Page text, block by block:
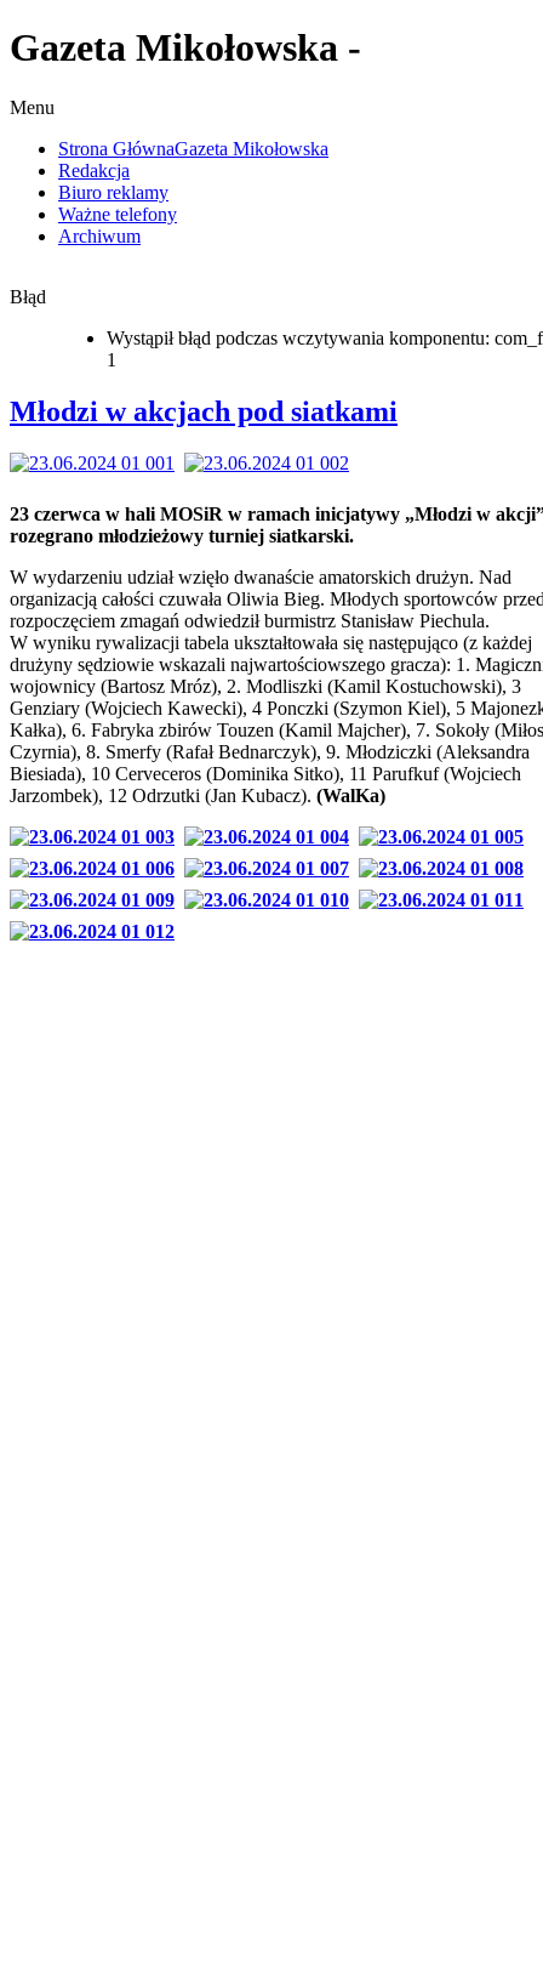
Gazeta Mikołowska -
Menu
Strona GłównaGazeta Mikołowska
Redakcja
Biuro reklamy
Ważne telefony
Archiwum
Błąd
Wystąpił błąd podczas wczytywania komponentu:
1
Młodzi w akcjach pod siatkami
23 czerwca w hali MOSiR w ramach inicjatywy „Młodzi w
rozegrano młodzieżowy turniej siatkarski.
W wydarzeniu udział wzięło dwanaście amatorskich drużyn. Nad
organizacją całości czuwała Oliwia Bieg. Młodych sportowców
rozpoczęciem zmagań odwiedził burmistrz Stanisław Piechula.
W wyniku rywalizacji tabela ukształtowała się następująco (z każdej
drużyny sędziowie wskazali najwartościowszego gracza): 1.
wojownicy (Bartosz Mróz), 2. Modliszki (Kamil Kostuchowski), 3
Genziary (Wojciech Kawecki), 4 Ponczki (Szymon Kiel), 5
Kałka), 6. Fabryka zbirów Touzen (Kamil Majcher), 7. Sokoły
Czyrnia), 8. Smerfy (Rafał Bednarczyk), 9. Młodziczki (Aleksandra
Biesiada), 10 Cerveceros (Dominika Sitko), 11 Parufkuf (Wojciech
Jarzombek), 12 Odrzutki (Jan Kubacz). (WalKa)